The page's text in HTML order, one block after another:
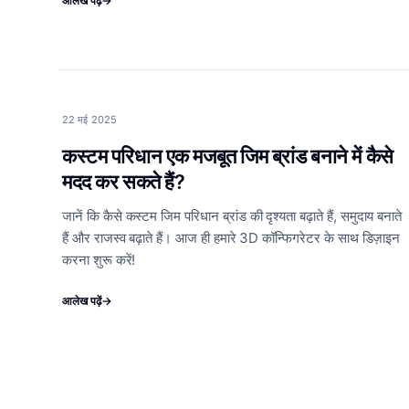
22 मई 2025
कस्टम परिधान एक मजबूत जिम ब्रांड बनाने में कैसे
मदद कर सकते हैं?
जानें कि कैसे कस्टम जिम परिधान ब्रांड की दृश्यता बढ़ाते हैं, समुदाय बनाते
हैं और राजस्व बढ़ाते हैं। आज ही हमारे 3D कॉन्फिगरेटर के साथ डिज़ाइन
करना शुरू करें!
आलेख पढ़ें→